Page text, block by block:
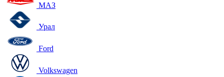
МАЗ
Урал
Ford
Volkswagen